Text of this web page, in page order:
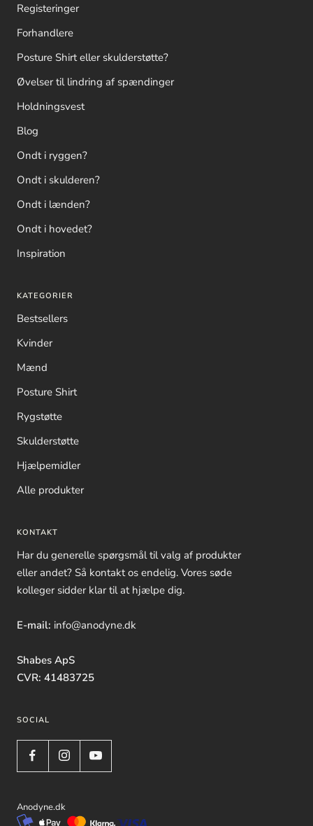
Registeringer
Forhandlere
Posture Shirt eller skulderstøtte?
Øvelser til lindring af spændinger
Holdningsvest
Blog
Ondt i ryggen?
Ondt i skulderen?
Ondt i lænden?
Ondt i hovedet?
Inspiration
KATEGORIER
Bestsellers
Kvinder
Mænd
Posture Shirt
Rygstøtte
Skulderstøtte
Hjælpemidler
Alle produkter
KONTAKT
Har du generelle spørgsmål til valg af produkter
eller andet? Så kontakt os endelig. Vores søde
kolleger sidder klar til at hjælpe dig.
E-mail: info@anodyne.dk
Shabes ApS
CVR: 41483725
SOCIAL
Anodyne.dk